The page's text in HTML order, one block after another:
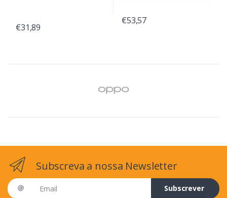
€31,89
€53,57
Subscreva a nossa Newsletter
Email address
Subscrever